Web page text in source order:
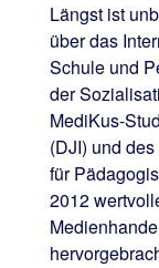
Längst ist
über das
Schule und
der
MediKus-
(DJI) und
für
2012